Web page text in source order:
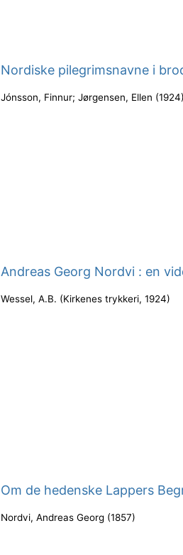
Nordiske pilegrimsnavne i
Jónsson, Finnur;Jørgensen, Ellen (1924)
Andreas Georg Nordvi : en
Wessel, A.B. (Kirkenes trykkeri,1924)
Om de hedenske Lappers
Nordvi, Andreas Georg (1857)